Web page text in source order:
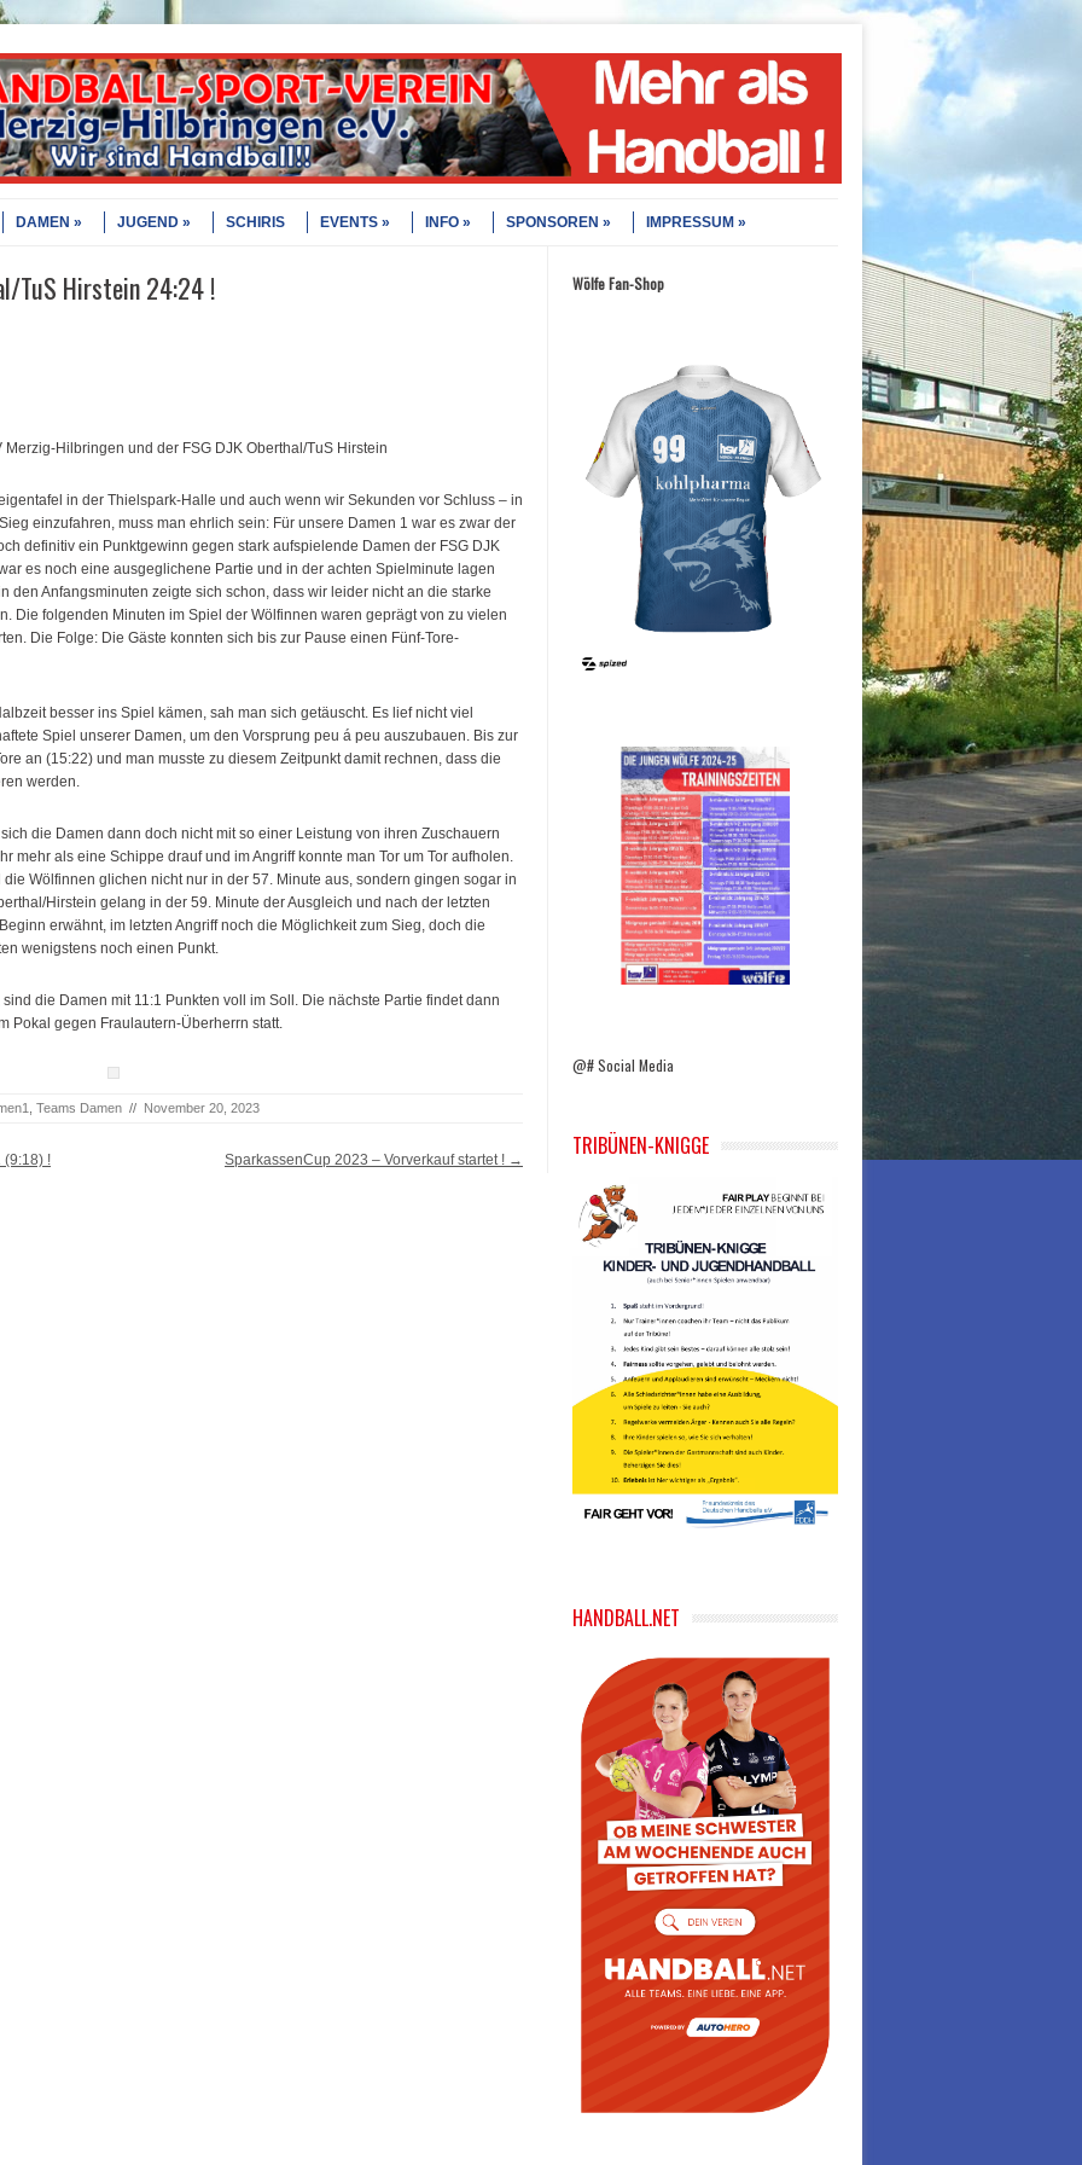
DAMEN JUGEND SCHIRIS EVENTS INFO SPONSOREN IMPRESSUM
TuS Hirstein 24:24 !
Hilbringen und der FSG DJK Oberthal/TuS Hirstein
in der Thielspark-Halle und auch wenn wir Sekunden vor Schluss – in
einzufahren, muss man ehrlich sein: Für unsere Damen 1 war es zwar der
definitiv ein Punktgewinn gegen stark aufspielende Damen der FSG DJK
es noch eine ausgeglichene Partie und in der achten Spielminute lagen
den Anfangsminuten zeigte sich schon, dass wir leider nicht an die starke
Die folgenden Minuten im Spiel der Wölfinnen waren geprägt von zu vielen
Die Folge: Die Gäste konnten sich bis zur Pause einen Fünf-Tore-
besser ins Spiel kämen, sah man sich getäuscht. Es lief nicht viel
Spiel unserer Damen, um den Vorsprung peu á peu auszubauen. Bis zur
an (15:22) und man musste zu diesem Zeitpunkt damit rechnen, dass die
werden.
die Damen dann doch nicht mit so einer Leistung von ihren Zuschauern
mehr als eine Schippe drauf und im Angriff konnte man Tor um Tor aufholen.
Wölfinnen glichen nicht nur in der 57. Minute aus, sondern gingen sogar in
Hirstein gelang in der 59. Minute der Ausgleich und nach der letzten
erwähnt, im letzten Angriff noch die Möglichkeit zum Sieg, doch die
wenigstens noch einen Punkt.
die Damen mit 11:1 Punkten voll im Soll. Die nächste Partie findet dann
Pokal gegen Fraulautern-Überherrn statt.
Teams Damen // November 20, 2023
(9:18) ! SparkassenCup 2023 – Vorverkauf startet ! →
Wölfe Fan-Shop
@# Social Media
TRIBÜNEN-KNIGGE
HANDBALL.NET